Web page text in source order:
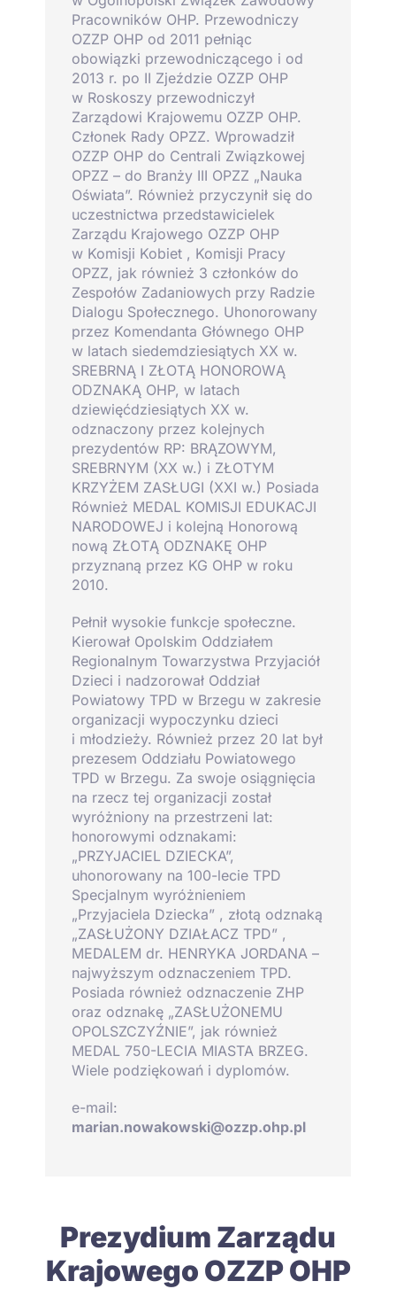
Pracowników OHP. Przewodniczy
OZZP OHP od 2011 pełniąc
obowiązki przewodniczącego i od
2013 r. po II Zjeździe OZZP OHP
w Roskoszy przewodniczył
Zarządowi Krajowemu OZZP OHP.
Członek Rady OPZZ. Wprowadził
OZZP OHP do Centrali Związkowej
OPZZ – do Branży III OPZZ „Nauka
Oświata”. Również przyczynił się do
uczestnictwa przedstawicielek
Zarządu Krajowego OZZP OHP
w Komisji Kobiet , Komisji Pracy
OPZZ, jak również 3 członków do
Zespołów Zadaniowych przy Radzie
Dialogu Społecznego. Uhonorowany
przez Komendanta Głównego OHP
w latach siedemdziesiątych XX w.
SREBRNĄ I ZŁOTĄ HONOROWĄ
ODZNAKĄ OHP, w latach
dziewięćdziesiątych XX w.
odznaczony przez kolejnych
prezydentów RP: BRĄZOWYM,
SREBRNYM (XX w.) i ZŁOTYM
KRZYŻEM ZASŁUGI (XXI w.) Posiada
Również MEDAL KOMISJI EDUKACJI
NARODOWEJ i kolejną Honorową
nową ZŁOTĄ ODZNAKĘ OHP
przyznaną przez KG OHP w roku
2010.
Pełnił wysokie funkcje społeczne.
Kierował Opolskim Oddziałem
Regionalnym Towarzystwa Przyjaciół
Dzieci i nadzorował Oddział
Powiatowy TPD w Brzegu w zakresie
organizacji wypoczynku dzieci
i młodzieży. Również przez 20 lat był
prezesem Oddziału Powiatowego
TPD w Brzegu. Za swoje osiągnięcia
na rzecz tej organizacji został
wyróżniony na przestrzeni lat:
honorowymi odznakami:
„PRZYJACIEL DZIECKA”,
uhonorowany na 100-lecie TPD
Specjalnym wyróżnieniem
„Przyjaciela Dziecka” , złotą odznaką
„ZASŁUŻONY DZIAŁACZ TPD” ,
MEDALEM dr. HENRYKA JORDANA –
najwyższym odznaczeniem TPD.
Posiada również odznaczenie ZHP
oraz odznakę „ZASŁUŻONEMU
OPOLSZCZYŹNIE”, jak również
MEDAL 750-LECIA MIASTA BRZEG.
Wiele podziękowań i dyplomów.
e-mail:
marian.nowakowski@ozzp.ohp.pl
Prezydium Zarządu
Krajowego OZZP OHP